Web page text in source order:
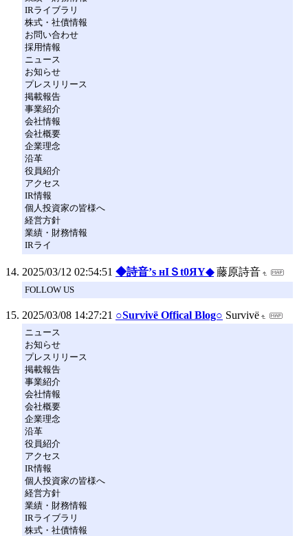
IRライブラリ
株式・社債情報
お問い合わせ
採用情報
ニュース
お知らせ
プレスリリース
掲載報告
事業紹介
会社情報
会社概要
企業理念
沿革
役員紹介
アクセス
IR情報
個人投資家の皆様へ
経営方針
業績・財務情報
IRライ
2025/03/12 02:54:51 ◆詩音’s нIＳt0ЯY◆ 藤原詩音
FOLLOW US
2025/03/08 14:27:21 ○Survivё Offical Blog○ Survivё
ニュース
お知らせ
プレスリリース
掲載報告
事業紹介
会社情報
会社概要
企業理念
沿革
役員紹介
アクセス
IR情報
個人投資家の皆様へ
経営方針
業績・財務情報
IRライブラリ
株式・社債情報